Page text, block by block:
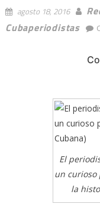
agosto 18, 2016
Cubaperiodistas
El
un curioso
la